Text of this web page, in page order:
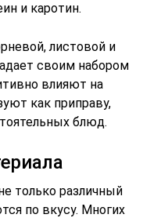
и каротин.
листовой и
своим набором
влияют на
как приправу,
блюд.
только различный
по вкусу. Многих